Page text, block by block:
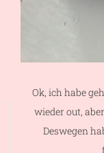
Ok, ich habe
wieder out,
Deswegen